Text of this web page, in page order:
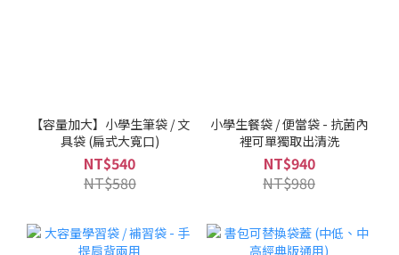
【容量加大】小學生筆袋 / 文
具袋 (扁式大寬口)
NT$540
NT$580
小學生餐袋 / 便當袋 - 抗菌內
裡可單獨取出清洗
NT$940
NT$980